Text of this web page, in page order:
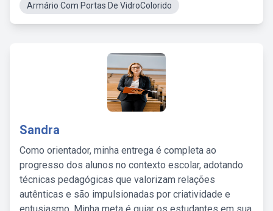
Armário Com Portas De VidroColorido
Sandra
Como orientador, minha entrega é completa ao
progresso dos alunos no contexto escolar, adotando
técnicas pedagógicas que valorizam relações
autênticas e são impulsionadas por criatividade e